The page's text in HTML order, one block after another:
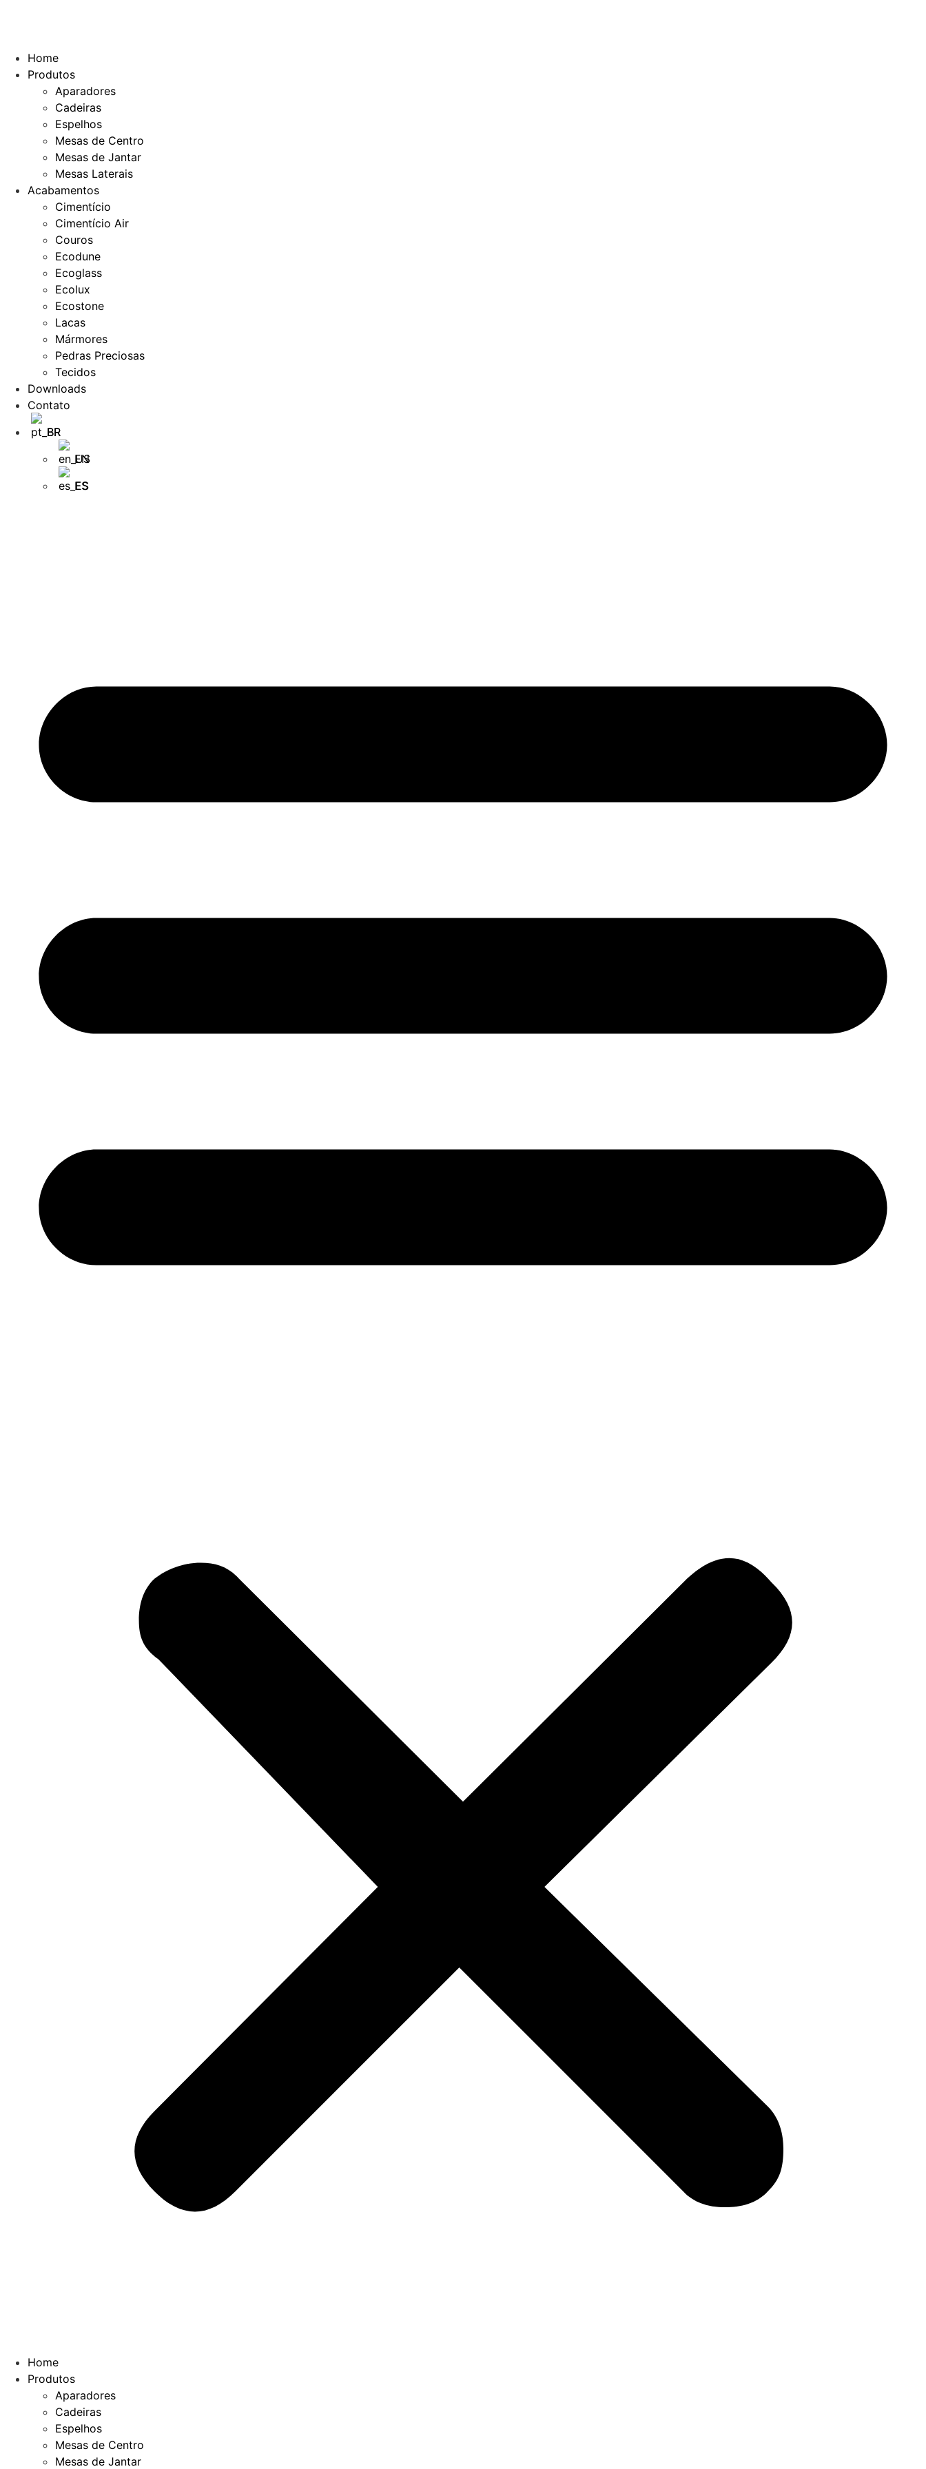
Home
Produtos
Aparadores
Cadeiras
Espelhos
Mesas de Centro
Mesas de Jantar
Mesas Laterais
Acabamentos
Cimentício
Cimentício Air
Couros
Ecodune
Ecoglass
Ecolux
Ecostone
Lacas
Mármores
Pedras Preciosas
Tecidos
Downloads
Contato
BR
EN
ES
Home
Produtos
Aparadores
Cadeiras
Espelhos
Mesas de Centro
Mesas de Jantar